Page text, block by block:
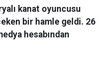
kanat oyuncusu
bir hamle geldi. 26
hesabından